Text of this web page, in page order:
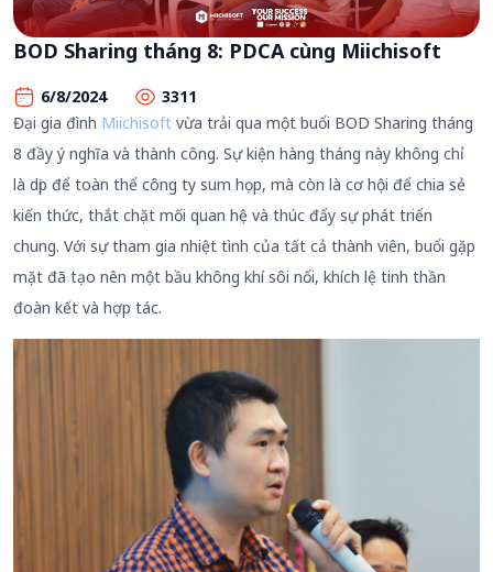
BOD Sharing tháng 8: PDCA cùng Miichisoft
6/8/2024
3311
Đại gia đình Miichisoft vừa trải qua một buổi BOD Sharing tháng
8 đầy ý nghĩa và thành công. Sự kiện hàng tháng này không chỉ
là dịp để toàn thể công ty sum họp, mà còn là cơ hội để chia sẻ
kiến thức, thắt chặt mối quan hệ và thúc đẩy sự phát triển
chung. Với sự tham gia nhiệt tình của tất cả thành viên, buổi gặp
mặt đã tạo nên một bầu không khí sôi nổi, khích lệ tinh thần
đoàn kết và hợp tác.